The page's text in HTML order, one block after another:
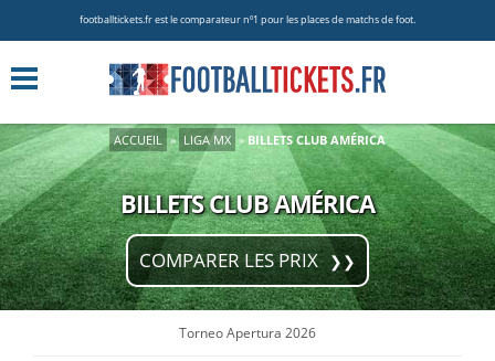
footballtickets.fr est le comparateur nº1 pour les places de matchs de foot.
ACCUEIL » LIGA MX » BILLETS CLUB AMÉRICA
BILLETS CLUB AMÉRICA
COMPARER LES PRIX
Torneo Apertura 2026